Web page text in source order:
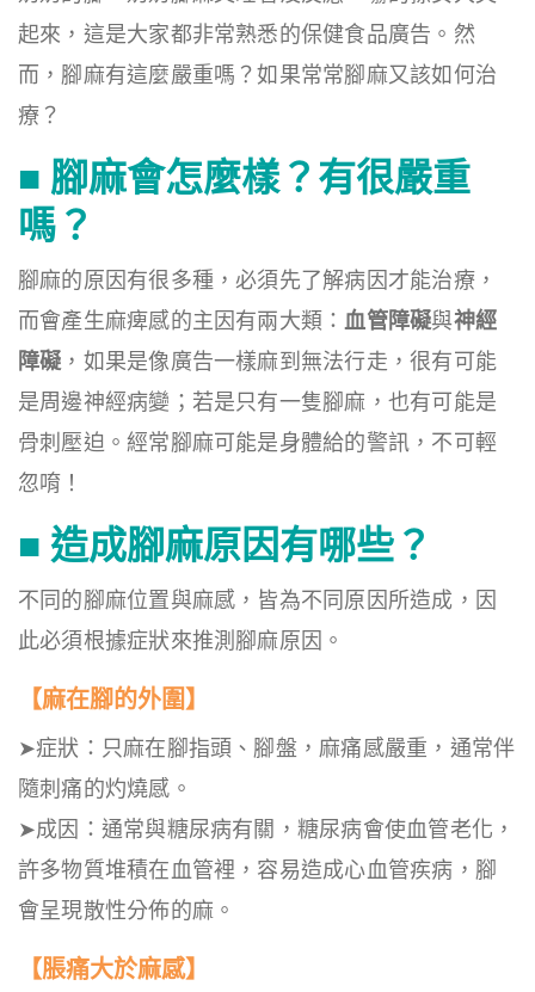
起來，這是大家都非常熟悉的保健食品廣告。然
而，腳麻有這麼嚴重嗎？如果常常腳麻又該如何治
療？
■腳麻會怎麼樣？有很嚴重
嗎？
腳麻的原因有很多種，必須先了解病因才能治療，
而會產生麻痺感的主因有兩大類：血管障礙與神經
障礙，如果是像廣告一樣麻到無法行走，很有可能
是周邊神經病變；若是只有一隻腳麻，也有可能是
骨刺壓迫。經常腳麻可能是身體給的警訊，不可輕
忽唷！
■造成腳麻原因有哪些？
不同的腳麻位置與麻感，皆為不同原因所造成，因
此必須根據症狀來推測腳麻原因。
【麻在腳的外圍】
➤症狀：只麻在腳指頭、腳盤，麻痛感嚴重，通常伴
隨刺痛的灼燒感。
➤成因：通常與糖尿病有關，糖尿病會使血管老化，
許多物質堆積在血管裡，容易造成心血管疾病，腳
會呈現散性分佈的麻。
【脹痛大於麻感】